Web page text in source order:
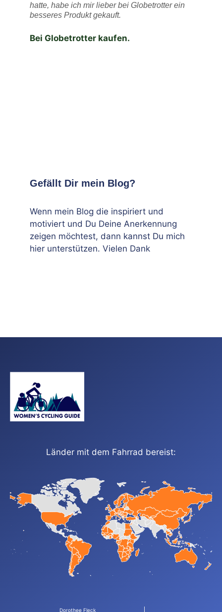
hatte, habe ich mir lieber bei Globetrotter ein
besseres Produkt gekauft.
Bei Globetrotter kaufen.
Gefällt Dir mein Blog?
Wenn mein Blog die inspiriert und
motiviert und Du Deine Anerkennung
zeigen möchtest, dann kannst Du mich
hier unterstützen. Vielen Dank
Länder mit dem Fahrrad bereist:
Dorothee Fleck